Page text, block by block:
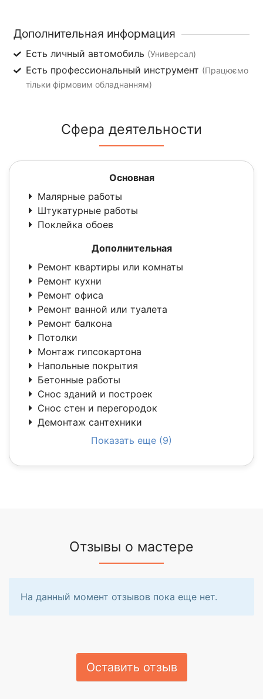
Дополнительная информация
Есть личный автомобиль (Универсал)
Есть профессиональный инструмент (Працюємо
тільки фірмовим обладнанням)
Сфера деятельности
Основная
Малярные работы
Штукатурные работы
Поклейка обоев
Дополнительная
Ремонт квартиры или комнаты
Ремонт кухни
Ремонт офиса
Ремонт ванной или туалета
Ремонт балкона
Потолки
Монтаж гипсокартона
Напольные покрытия
Бетонные работы
Снос зданий и построек
Снос стен и перегородок
Демонтаж сантехники
Показать еще (9)
Отзывы о мастере
На данный момент отзывов пока еще нет.
Оставить отзыв